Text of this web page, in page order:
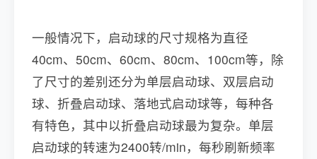
一般情况下，启动球的尺寸规格为直径
40cm、50cm、60cm、80cm、100cm等，除
了尺寸的差别还分为单层启动球、双层启动
球、折叠启动球、落地式启动球等，每种各
有特色，其中以折叠启动球最为复杂。单层
启动球的转速为2400转/min，每秒刷新频率